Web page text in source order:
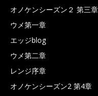
オノケンシーズン２ 第三章
ウメ第一章
エッジblog
ウメ第二章
レンジ序章
オノケンシーズン2 第4章